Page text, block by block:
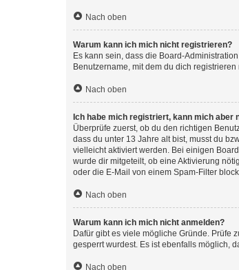
Nach oben
Warum kann ich mich nicht registrieren?
Es kann sein, dass die Board-
Benutzername, mit dem du dich
Nach oben
Ich habe mich registriert, kann mich aber
Überprüfe zuerst, ob du den richtigen
dass du unter 13 Jahre alt bist, musst du
vielleicht aktiviert werden. Bei einigen
wurde dir mitgeteilt, ob eine Aktivierung
oder die E-Mail von einem Spam-Filter
Nach oben
Warum kann ich mich nicht anmelden?
Dafür gibt es viele mögliche Gründe. Prüfe
gesperrt wurdest. Es ist ebenfalls möglich,
Nach oben